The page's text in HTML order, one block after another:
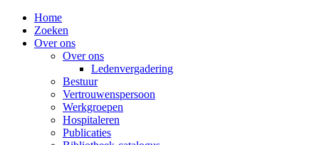
Home
Zoeken
Over ons
Over ons
Ledenvergadering
Bestuur
Vertrouwenspersoon
Werkgroepen
Hospitaleren
Publicaties